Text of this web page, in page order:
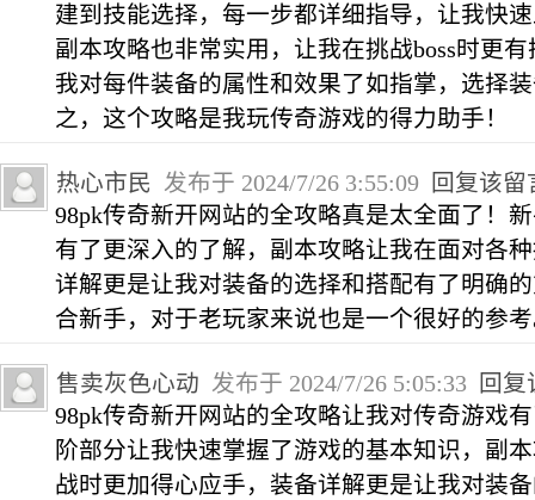
建到技能选择，每一步都详细指导，让我快
副本攻略也非常实用，让我在挑战boss时更
我对每件装备的属性和效果了如指掌，选择
之，这个攻略是我玩传奇游戏的得力助手！
热心市民 发布于 2024/7/26 3:55:09
回复该留
98pk传奇新开网站的全攻略真是太全面了！
有了更深入的了解，副本攻略让我在面对各
详解更是让我对装备的选择和搭配有了明确
合新手，对于老玩家来说也是一个很好的参
售卖灰色心动 发布于 2024/7/26 5:05:33
回复
98pk传奇新开网站的全攻略让我对传奇游戏
阶部分让我快速掌握了游戏的基本知识，副
战时更加得心应手，装备详解更是让我对装